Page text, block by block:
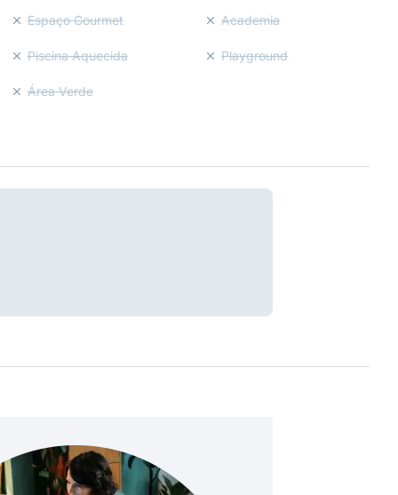
Espaço Gourmet Academia
Piscina Aquecida Playground
Área Verde